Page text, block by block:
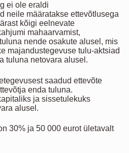
ei ole eraldi
neile määratakse ettevõtlusega
kõigi eelnevate
mahaarvamist,
nende osakute alusel, mis
majandustegevuse tulu-aktsiad
tuluna netovara alusel.
saadud ettevõte
enda tuluna.
ja sissetulekuks
alusel.
30% ja 50 000 eurot ületavalt